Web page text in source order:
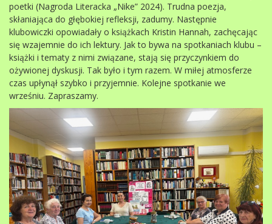
poetki (Nagroda Literacka „Nike” 2024). Trudna poezja,
skłaniająca do głębokiej refleksji, zadumy. Następnie
klubowiczki opowiadały o książkach Kristin Hannah, zachęcając
się wzajemnie do ich lektury. Jak to bywa na spotkaniach klubu –
książki i tematy z nimi związane, stają się przyczynkiem do
ożywionej dyskusji. Tak było i tym razem. W miłej atmosferze
czas upłynął szybko i przyjemnie. Kolejne spotkanie we
wrześniu. Zapraszamy.